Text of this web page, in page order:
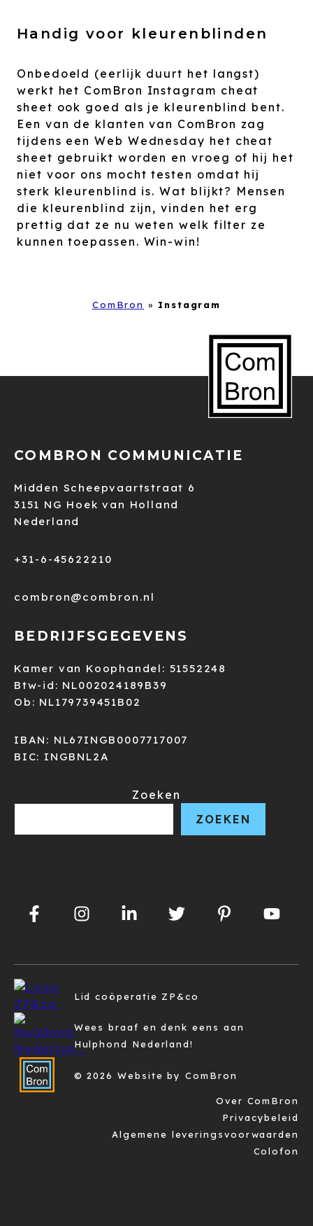
Handig voor kleurenblinden
Onbedoeld (eerlijk duurt het langst)
werkt het ComBron Instagram cheat
sheet ook goed als je kleurenblind bent.
Een van de klanten van ComBron zag
tijdens een Web Wednesday het cheat
sheet gebruikt worden en vroeg of hij het
niet voor ons mocht testen omdat hij
sterk kleurenblind is. Wat blijkt? Mensen
die kleurenblind zijn, vinden het erg
prettig dat ze nu weten welk filter ze
kunnen toepassen. Win-win!
ComBron » Instagram
COMBRON COMMUNICATIE
Midden Scheepvaartstraat 6
3151 NG Hoek van Holland
Nederland
+31-6-45622210
combron@combron.nl
BEDRIJFSGEGEVENS
Kamer van Koophandel: 51552248
Btw-id: NL002024189B39
Ob: NL179739451B02
IBAN: NL67INGB0007717007
BIC: INGBNL2A
Zoeken
ZOEKEN
Lid coöperatie ZP&co
Wees braaf en denk eens aan
Hulphond Nederland!
© 2026 Website by ComBron
Over ComBron
Privacybeleid
Algemene leveringsvoorwaarden
Colofon